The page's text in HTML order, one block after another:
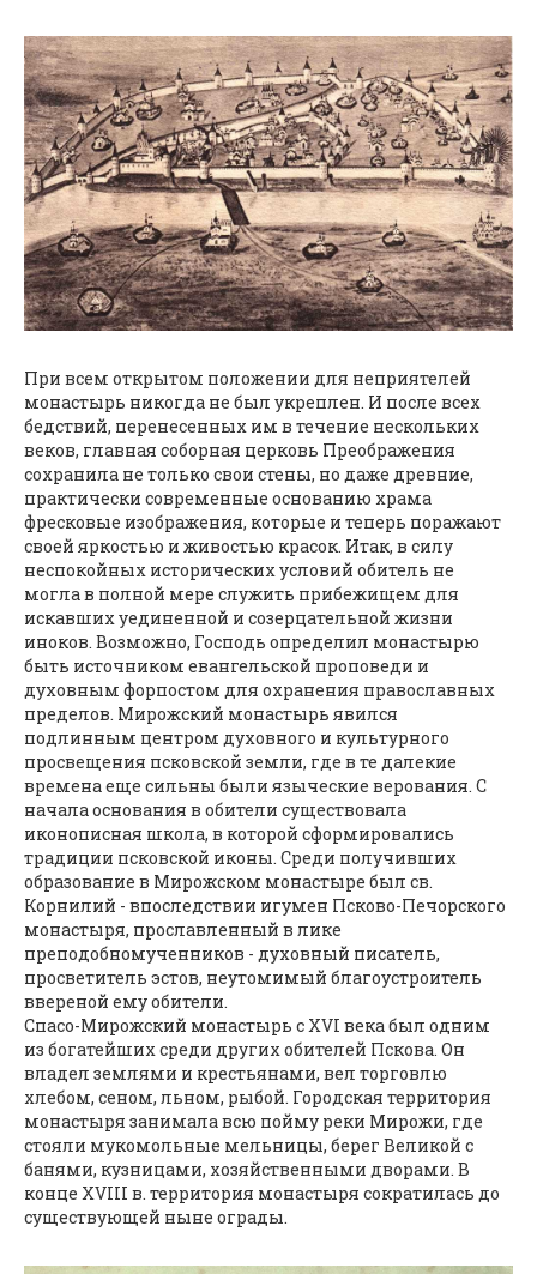
При всем открытом положении для неприятелей
монастырь никогда не был укреплен. И после всех
бедствий, перенесенных им в течение нескольких
веков, главная соборная церковь Преображения
сохранила не только свои стены, но даже древние,
практически современные основанию храма
фресковые изображения, которые и теперь поражают
своей яркостью и живостью красок. Итак, в силу
неспокойных исторических условий обитель не
могла в полной мере служить прибежищем для
искавших уединенной и созерцательной жизни
иноков. Возможно, Господь определил монастырю
быть источником евангельской проповеди и
духовным форпостом для охранения православных
пределов. Мирожский монастырь явился
подлинным центром духовного и культурного
просвещения псковской земли, где в те далекие
времена еще сильны были языческие верования. С
начала основания в обители существовала
иконописная школа, в которой сформировались
традиции псковской иконы. Среди получивших
образование в Мирожском монастыре был св.
Корнилий - впоследствии игумен Псково-Печорского
монастыря, прославленный в лике
преподобномученников - духовный писатель,
просветитель эстов, неутомимый благоустроитель
ввереной ему обители.
Спасо-Мирожский монастырь с XVI века был одним
из богатейших среди других обителей Пскова. Он
владел землями и крестьянами, вел торговлю
хлебом, сеном, льном, рыбой. Городская территория
монастыря занимала всю пойму реки Мирожи, где
стояли мукомольные мельницы, берег Великой с
банями, кузницами, хозяйственными дворами. В
конце XVIII в. территория монастыря сократилась до
существующей ныне ограды.